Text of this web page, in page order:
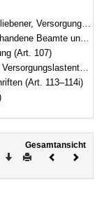
Versorgungsausgleich
Beamtinnen (Art. 103–106)
(Art. 107)
(Art. 108–112)
(Art. 113–114i)
Gesamtansicht
Download
DruckenVorheriges